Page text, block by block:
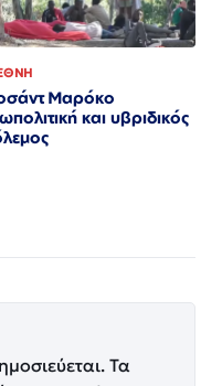
Μαρόκο
και υβριδικός
Τα